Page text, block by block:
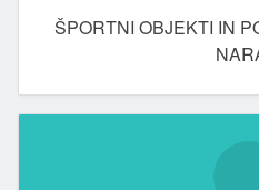
ŠPORTNI OBJEKTI IN